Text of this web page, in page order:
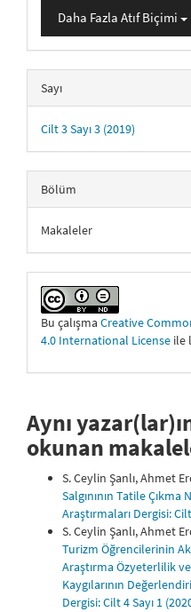
Daha Fazla Atıf Biçimi
Sayı
Cilt 3 Sayı 3 (2019)
Bölüm
Makaleler
Bu çalışma Creative
4.0 International License ile
Aynı
okunan
S. Ceylin Şanlı, Ahmet
Salgınının Tatile
Araştırmaları Dergisi:
S. Ceylin Şanlı, Ahmet
Turizm Öğrencilerinin
Araştırma Özyeterlilik
Kaygılarının
Dergisi: Cilt 4 Sayı 1